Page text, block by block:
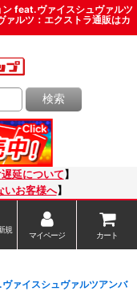
ン feat.ヴァイスシュヴァルツ
ルツ：エクストラ通販はカ
検索
延について 】
いお客様へ】
規
マイページ カート
ァイスシュヴァルツアンバ